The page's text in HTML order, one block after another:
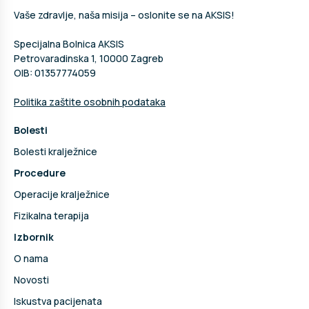
Vaše zdravlje, naša misija – oslonite se na AKSIS!
Specijalna Bolnica AKSIS
Petrovaradinska 1, 10000 Zagreb
OIB: 01357774059
Politika zaštite osobnih podataka
Bolesti
Bolesti kralježnice
Procedure
Operacije kralježnice
Fizikalna terapija
Izbornik
O nama
Novosti
Iskustva pacijenata